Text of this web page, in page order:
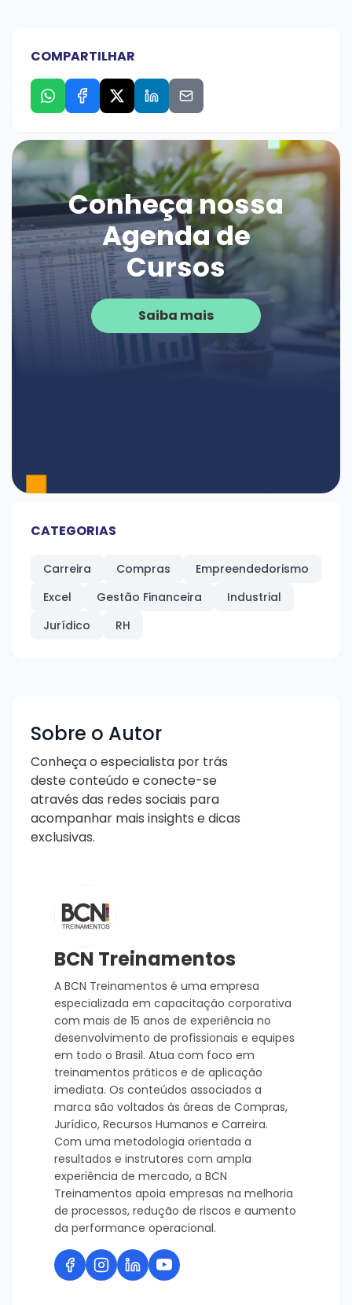
COMPARTILHAR
Conheça nossa
Agenda de
Cursos
Saiba mais
CATEGORIAS
Carreira Compras
Empreendedorismo
Excel
Gestão Financeira
Industrial
Jurídico
RH
Sobre o Autor
Conheça o especialista por trás
deste conteúdo e conecte-se
através das redes sociais para
acompanhar mais insights e dicas
exclusivas.
BCN Treinamentos
A BCN Treinamentos é uma empresa
especializada em capacitação corporativa
com mais de 15 anos de experiência no
desenvolvimento de profissionais e equipes
em todo o Brasil. Atua com foco em
treinamentos práticos e de aplicação
imediata. Os conteúdos associados a
marca são voltados às áreas de Compras,
Jurídico, Recursos Humanos e Carreira.
Com uma metodologia orientada a
resultados e instrutores com ampla
experiência de mercado, a BCN
Treinamentos apoia empresas na melhoria
de processos, redução de riscos e aumento
da performance operacional.